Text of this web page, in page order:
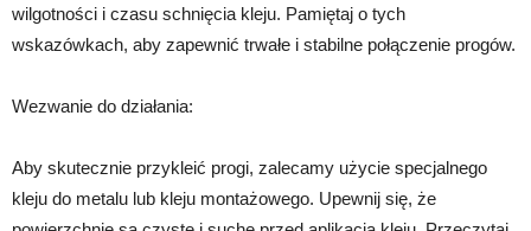
wilgotności i czasu schnięcia kleju. Pamiętaj o tych
wskazówkach, aby zapewnić trwałe i stabilne połączenie progów.
Wezwanie do działania:
Aby skutecznie przykleić progi, zalecamy użycie specjalnego
kleju do metalu lub kleju montażowego. Upewnij się, że